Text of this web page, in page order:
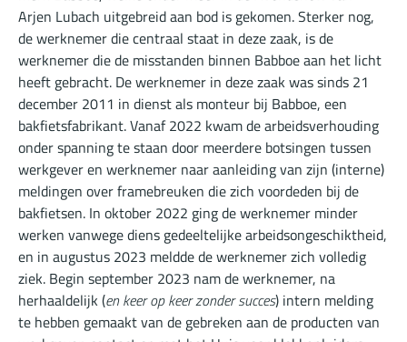
Arjen Lubach uitgebreid aan bod is gekomen. Sterker nog,
de werknemer die centraal staat in deze zaak, is de
werknemer die de misstanden binnen Babboe aan het licht
heeft gebracht. De werknemer in deze zaak was sinds 21
december 2011 in dienst als monteur bij Babboe, een
bakfietsfabrikant. Vanaf 2022 kwam de arbeidsverhouding
onder spanning te staan door meerdere botsingen tussen
werkgever en werknemer naar aanleiding van zijn (interne)
meldingen over framebreuken die zich voordeden bij de
bakfietsen. In oktober 2022 ging de werknemer minder
werken vanwege diens gedeeltelijke arbeidsongeschiktheid,
en in augustus 2023 meldde de werknemer zich volledig
ziek. Begin september 2023 nam de werknemer, na
herhaaldelijk (en keer op keer zonder succes) intern melding
te hebben gemaakt van de gebreken aan de producten van